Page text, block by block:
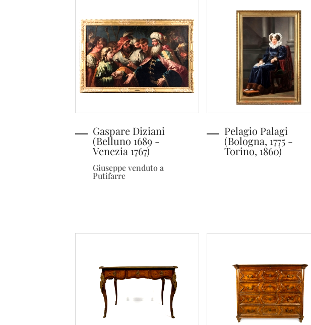
Gaspare Diziani
(Belluno 1689 -
Venezia 1767)
Giuseppe venduto a
Putifarre
Pelagio Palagi
(Bologna, 1775 -
Torino, 1860)